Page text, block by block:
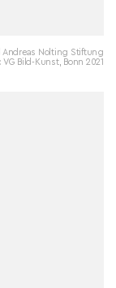
Andreas Nolting Stiftung
Bild-Kunst, Bonn 2021